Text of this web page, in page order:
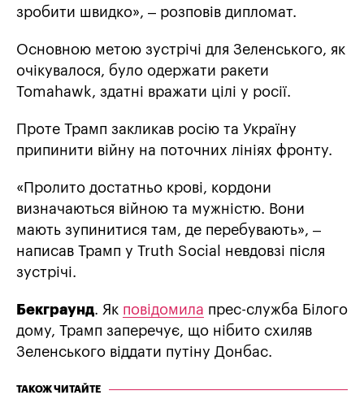
зробити швидко», – розповів дипломат.
Основною метою зустрічі для Зеленського, як
очікувалося, було одержати ракети
Tomahawk, здатні вражати цілі у росії.
Проте Трамп закликав росію та Україну
припинити війну на поточних лініях фронту.
«Пролито достатньо крові, кордони
визначаються війною та мужністю. Вони
мають зупинитися там, де перебувають», –
написав Трамп у Truth Social невдовзі після
зустрічі.
Бекграунд. Як повідомила прес-служба Білого
дому, Трамп заперечує, що нібито схиляв
Зеленського віддати путіну Донбас.
ТАКОЖ ЧИТАЙТЕ